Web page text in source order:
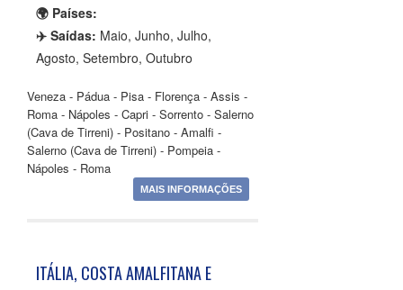
🌍 Países:
✈️ Saídas: Maio, Junho, Julho,
Agosto, Setembro, Outubro
Veneza - Pádua - Pisa - Florença - Assis -
Roma - Nápoles - Capri - Sorrento - Salerno
(Cava de Tirreni) - Positano - Amalfi -
Salerno (Cava de Tirreni) - Pompeia -
Nápoles - Roma
MAIS INFORMAÇÕES
ITÁLIA, COSTA AMALFITANA E